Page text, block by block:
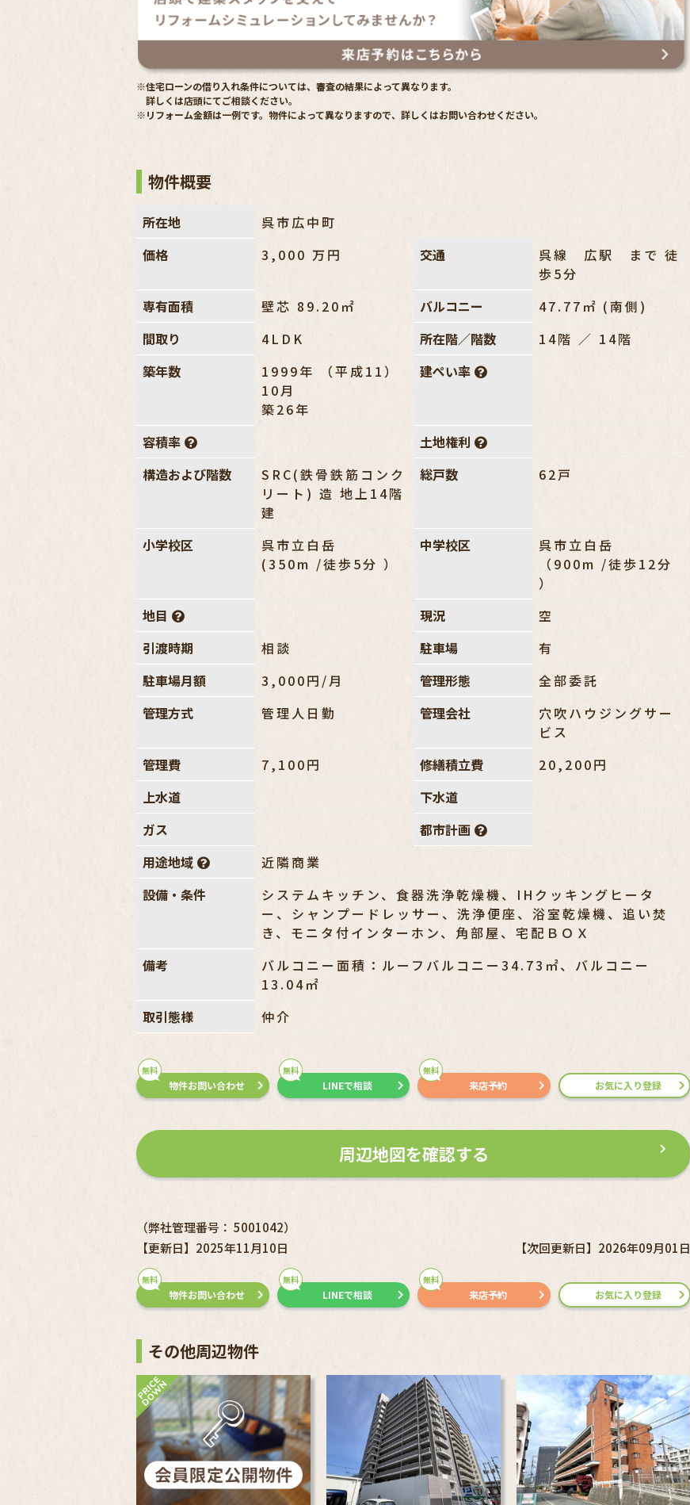
※住宅ローンの借り入れ条件については、審査の結果によって異なります。
詳しくは店頭にてご相談ください。
※リフォーム金額は一例です。物件によって異なりますので、詳しくはお問い合わせください。
物件概要
所在地
呉市広中町
価格
3,000 万円 交通
呉線 広駅 まで 徒
歩5分
専有面積
壁芯 89.20㎡ バルコニー
47.77㎡ (南側)
間取り
4LDK 所在階／階数
14階 ／ 14階
築年数
1999年 （平成11）
10月
築26年
建ぺい率
容積率
土地権利
構造および階数
SRC(鉄骨鉄筋コンク
リート) 造 地上14階
建
総戸数 62戸
小学校区
呉市立白岳
(350m /徒歩5分 ）
中学校区
呉市立白岳
（900m /徒歩12分
）
地目
現況
空
引渡時期
相談 駐車場
有
駐車場月額
3,000円/月 管理形態
全部委託
管理方式
管理人日勤 管理会社
穴吹ハウジングサー
ビス
管理費
7,100円 修繕積立費
20,200円
上水道
下水道
ガス
都市計画
用途地域
近隣商業
設備・条件
システムキッチン、食器洗浄乾燥機、IHクッキングヒータ
ー、シャンプードレッサー、洗浄便座、浴室乾燥機、追い焚
き、モニタ付インターホン、角部屋、宅配ＢＯＸ
備考
バルコニー面積：ルーフバルコニー34.73㎡、バルコニー
13.04㎡
取引態様
仲介
無料
物件お問い合わせ
無料
LINEで相談
無料
来店予約 お気に入り登録
周辺地図を確認する
（弊社管理番号： 5001042）
【更新日】2025年11月10日
【次回更新日】2026年09月01日
無料
物件お問い合わせ
無料
LINEで相談
無料
来店予約 お気に入り登録
その他周辺物件